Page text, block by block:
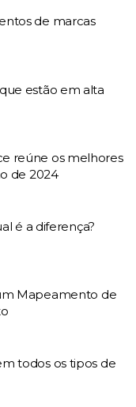
de marcas
estão em alta
reúne os melhores
de 2024
é a diferença?
Mapeamento de
todos os tipos de